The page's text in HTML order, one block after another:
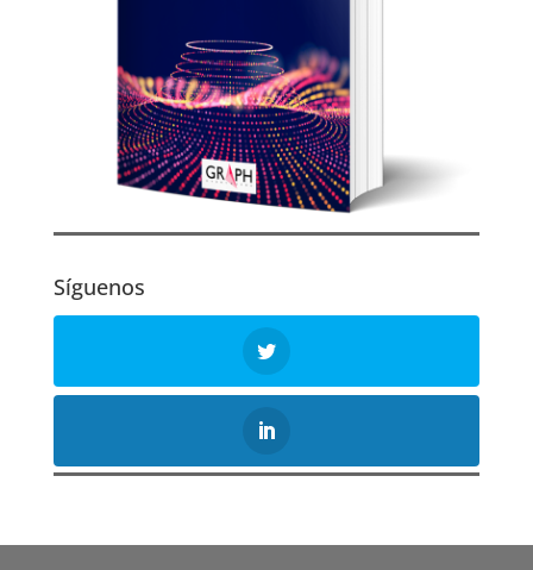
Síguenos